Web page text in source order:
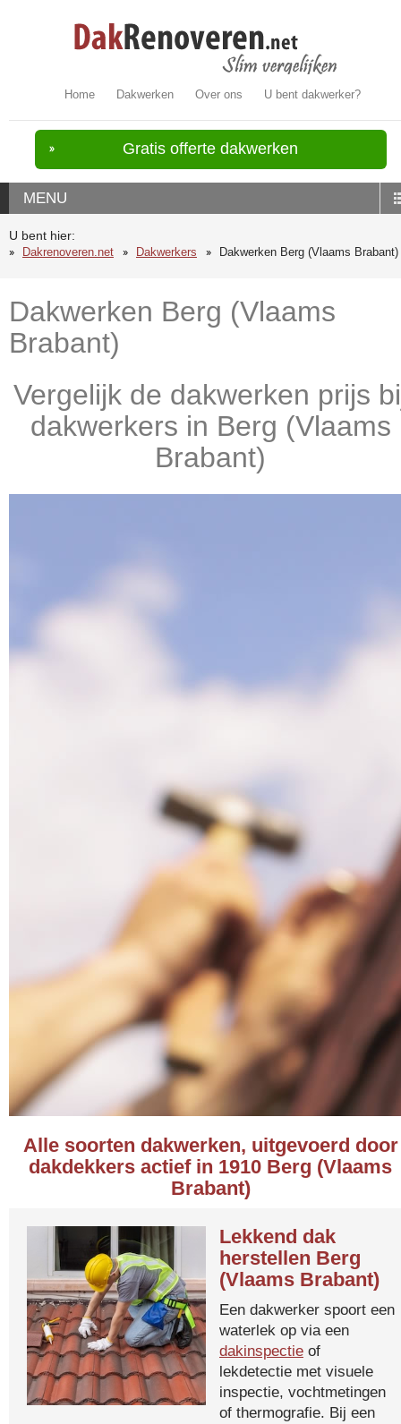
Home Dakwerken Over ons U bent dakwerker?
Gratis offerte dakwerken
MENU
U bent hier:
Dakrenoveren.net
Dakwerkers Dakwerken Berg (Vlaams Brabant)
Dakwerken Berg (Vlaams
Brabant)
Vergelijk de dakwerken prijs
dakwerkers in Berg (Vlaams
Brabant)
Alle soorten dakwerken, uitgevoerd door
dakdekkers actief in 1910 Berg (Vlaams
Brabant)
Lekkend dak
herstellen Berg
(Vlaams Brabant)
Een dakwerker spoort een
waterlek op via een
dakinspectie of
lekdetectie met visuele
inspectie, vochtmetingen
of thermografie. Bij een